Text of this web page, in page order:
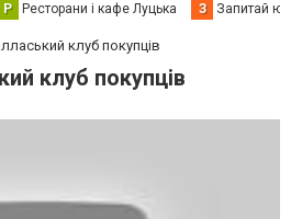
Р Ресторани і кафе Луцька З Запитай
клуб покупців
клуб покупців